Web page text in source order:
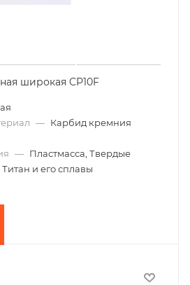
широкая CP10F
— Карбид кремния
— Пластмасса, Твердые
и его сплавы